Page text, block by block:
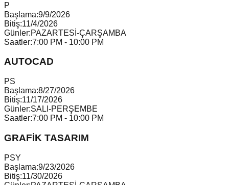
P
Başlama:9/9/2026
Bitiş:11/4/2026
Günler:PAZARTESİ-ÇARŞAMBA
Saatler:7:00 PM - 10:00 PM
AUTOCAD
PS
Başlama:8/27/2026
Bitiş:11/17/2026
Günler:SALI-PERŞEMBE
Saatler:7:00 PM - 10:00 PM
GRAFİK TASARIM
PSY
Başlama:9/23/2026
Bitiş:11/30/2026